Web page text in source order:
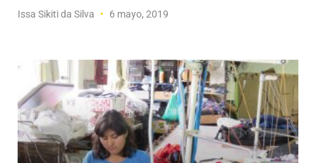
Issa Sikiti da Silva 6 mayo, 2019